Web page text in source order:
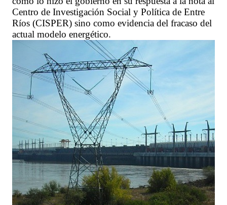
Centro de Investigación Social y Política de Entre
Ríos (CISPER) sino como evidencia del fracaso del
actual modelo energético.